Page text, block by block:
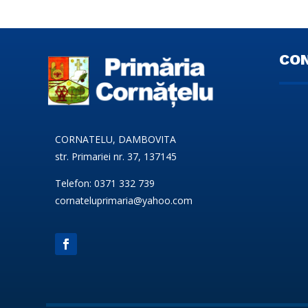
CORNATELU, DAMBOVITA
str. Primariei nr. 37, 137145
Telefon: 0371 332 739
cornateluprimaria@yahoo.com